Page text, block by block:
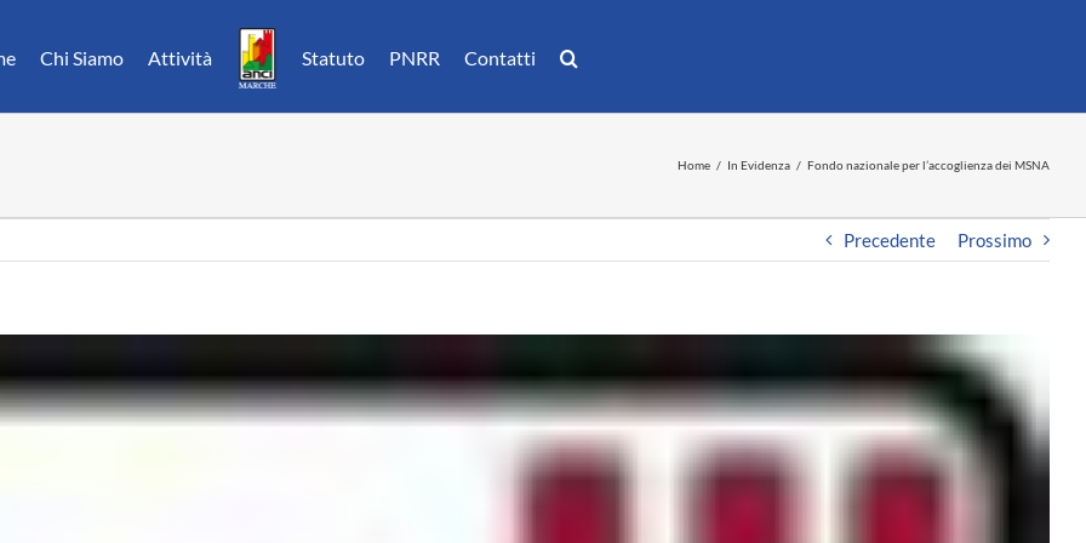
Chi Siamo Attività Statuto PNRR Contatti
Home In Evidenza Fondo nazionale per l’accoglienza dei MSNA
Precedente Prossimo